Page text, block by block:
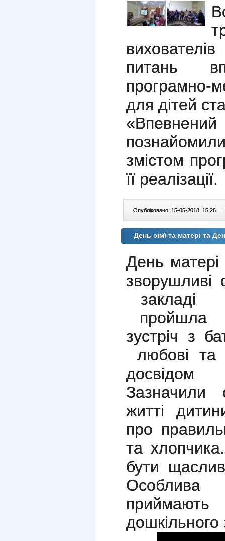
питань
програмно-
для дітей
змістом
її реалізації.
Опубліковано: 15-05-2018, 15:26 |
День сімї та матері та
День матері
пройшла
зустріч з
любові
Зазначили
житті
про
та
бути
Особлива
дошкільного